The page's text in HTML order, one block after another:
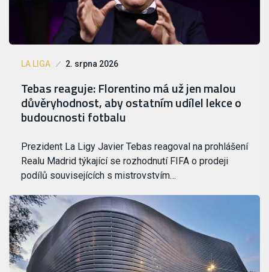
LA LIGA 2. srpna 2026
Tebas reaguje: Florentino má už jen malou
důvěryhodnost, aby ostatním udílel lekce o
budoucnosti fotbalu
Prezident La Ligy Javier Tebas reagoval na prohlášení
Realu Madrid týkající se rozhodnutí FIFA o prodeji
podílů souvisejících s mistrovstvím…